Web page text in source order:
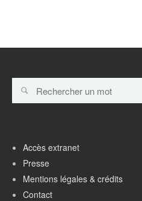
Accès extranet
Presse
Mentions légales & crédits
Contact